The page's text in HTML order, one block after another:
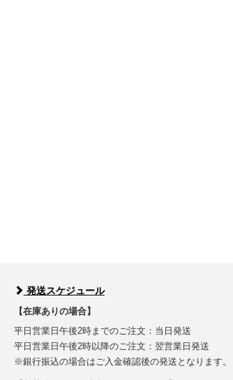
発送スケジュール
【在庫ありの場合】
平日営業日午後2時までのご注文：当日発送
平日営業日午後2時以降のご注文：翌営業日発送
※銀行振込の場合はご入金確認後の発送となります。